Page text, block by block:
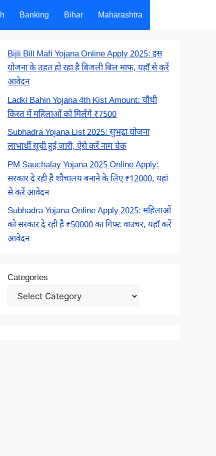
Banking Bihar Maharashtra
Bijli Bill Mafi Yojana Online Apply 2025: इस
योजना के तहत हो रहा है बिजली बिल माफ, यहाँ से करें
आवेदन
Ladki Bahin Yojana 4th Kist Amount: चौथी
किस्त में महिलाओं को मिलेंगे ₹7500
Subhadra Yojana List 2025: सुभद्रा योजना
लाभार्थी सूची हुई जारी, ऐसे करें नाम चेक
PM Sauchalay Yojana 2025 Online Apply:
सरकार दे रही है शौचालय बनाने के लिए ₹12000, यहां
से करें आवेदन
Subhadra Yojana Online Apply 2025: महिलाओं
को सरकार दे रही है ₹50000 का गिफ्ट वाउचर, यहाँ करें
आवेदन
Categories